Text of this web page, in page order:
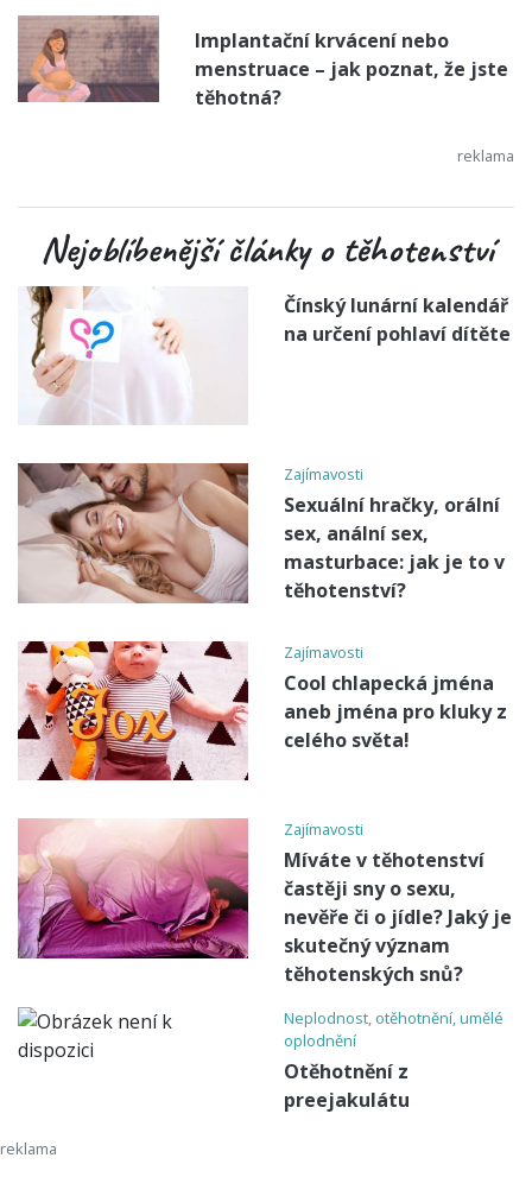
Implantační krvácení nebo
menstruace – jak poznat, že jste
těhotná?
Nejoblíbenější články o těhotenství
Čínský lunární kalendář
na určení pohlaví dítěte
Zajímavosti
Sexuální hračky, orální
sex, anální sex,
masturbace: jak je to v
těhotenství?
Zajímavosti
Cool chlapecká jména
aneb jména pro kluky z
celého světa!
Zajímavosti
Míváte v těhotenství
častěji sny o sexu,
nevěře či o jídle? Jaký je
skutečný význam
těhotenských snů?
Neplodnost, otěhotnění, umělé
oplodnění
Otěhotnění z
preejakulátu